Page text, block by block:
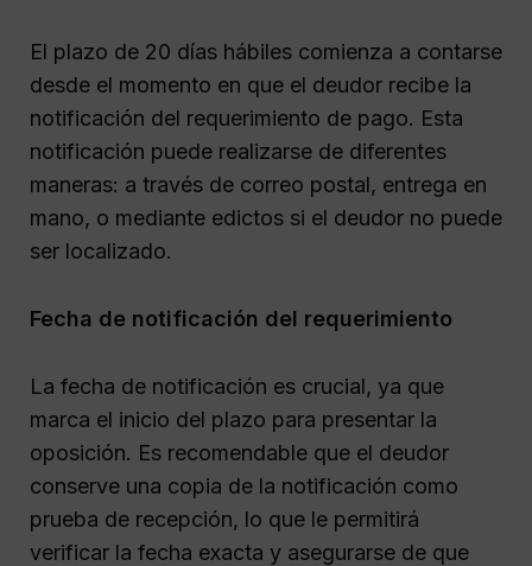
El plazo de 20 días hábiles comienza a contarse
desde el momento en que el deudor recibe la
notificación del requerimiento de pago. Esta
notificación puede realizarse de diferentes
maneras: a través de correo postal, entrega en
mano, o mediante edictos si el deudor no puede
ser localizado.
Fecha de notificación del requerimiento
La fecha de notificación es crucial, ya que
marca el inicio del plazo para presentar la
oposición. Es recomendable que el deudor
conserve una copia de la notificación como
prueba de recepción, lo que le permitirá
verificar la fecha exacta y asegurarse de que